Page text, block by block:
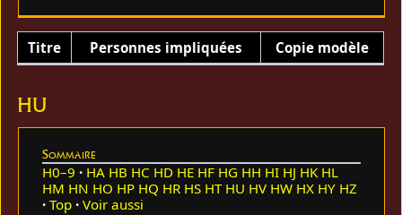
Titre Personnes impliquées Copie modèle
HU
Sommaire
H0–9 HA HB HC HD HE HF HG HH HI HJ HK HL
HM HN HO HP HQ HR HS HT HU HV HW HX HY HZ
Top
Voir aussi